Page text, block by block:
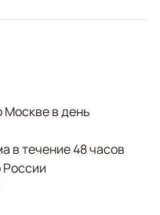
Москве в день
в течение 48 часов
России